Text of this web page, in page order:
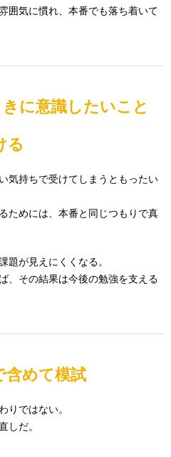
囲気に慣れ、本番でも落ち着いて
きに意識したいこと
る
気持ちで受けてしまうともったい
ためには、本番と同じつもりで真
題が見えにくくなる。
、その結果は今後の勉強を支える
含めて模試
りではない。
しだ。